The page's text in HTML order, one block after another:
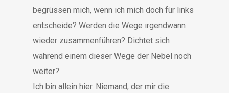
begrüssen mich, wenn ich mich doch für links
entscheide? Werden die Wege irgendwann
wieder zusammenführen? Dichtet sich
während einem dieser Wege der Nebel noch
weiter?
Ich bin allein hier. Niemand, der mir die